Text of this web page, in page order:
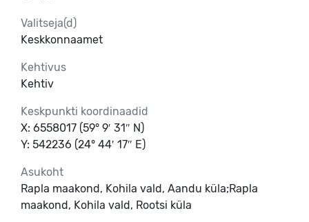
Valitseja(d)
Keskkonnaamet
Kehtivus
Kehtiv
Keskpunkti koordinaadid
X: 6558017 (59° 9′ 31″ N)
Y: 542236 (24° 44′ 17″ E)
Asukoht
Rapla maakond, Kohila vald, Aandu küla;Rapla
maakond, Kohila vald, Rootsi küla